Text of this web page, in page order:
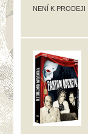
NENÍ K PRODEJI